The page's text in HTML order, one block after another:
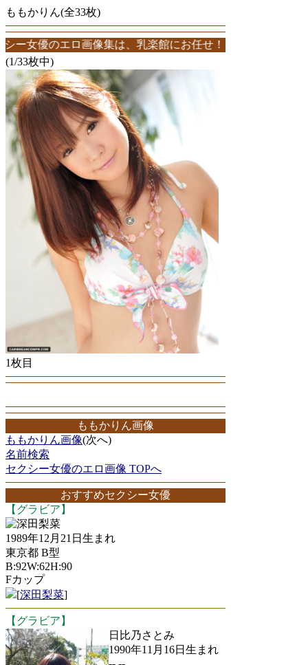
ももかりん(全33枚)
のエロ画像集は、乳楽館にお任せ！ももかりんエロ画像が
(1/33枚中)
1枚目
ももかりん画像
ももかりん画像(次へ)
名前検索
セクシー女優のエロ画像 TOPへ
おすすめセクシー女優
【グラビア】
深田梨菜
1989年12月21日生まれ
東京都 B型
B:92W:62H:90
Fカップ
[深田梨菜]
【グラビア】
日比乃さとみ
1990年11月16日生まれ